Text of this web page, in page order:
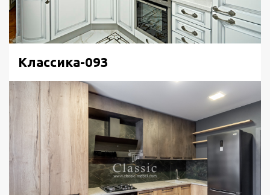
Классика-093